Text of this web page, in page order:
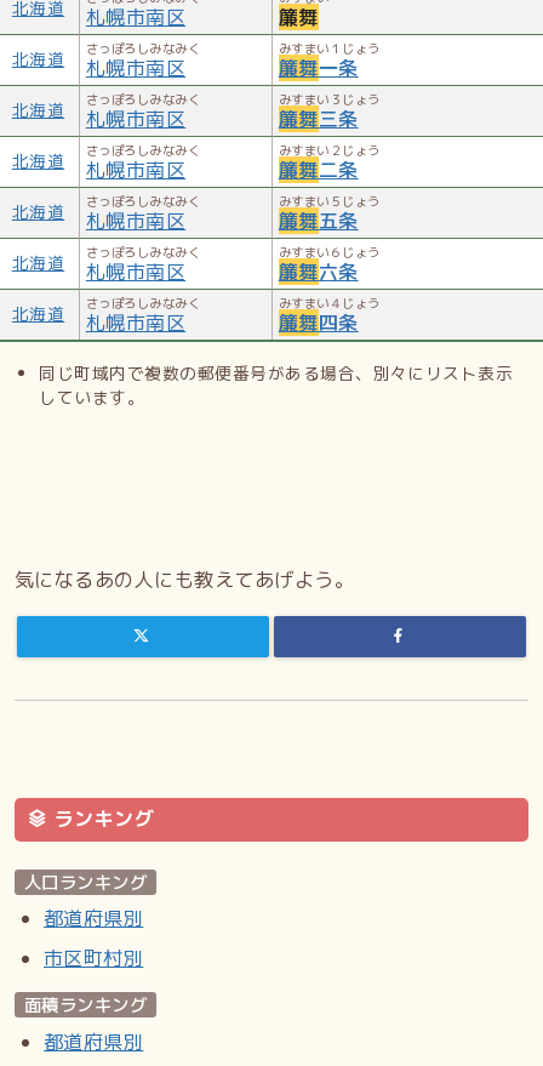
北海道 札幌市南区 簾舞
北海道 さっぽろしみなみく
札幌市南区
みすまい１じょう
簾舞一条
北海道 さっぽろしみなみく
札幌市南区
みすまい３じょう
簾舞三条
北海道 さっぽろしみなみく
札幌市南区
みすまい２じょう
簾舞二条
北海道 さっぽろしみなみく
札幌市南区
みすまい５じょう
簾舞五条
北海道 さっぽろしみなみく
札幌市南区
みすまい６じょう
簾舞六条
北海道 さっぽろしみなみく
札幌市南区
みすまい４じょう
簾舞四条
同じ町域内で複数の郵便番号がある場合、別々にリスト表示
しています。
気になるあの人にも教えてあげよう。
ランキング
人口ランキング
都道府県別
市区町村別
面積ランキング
都道府県別